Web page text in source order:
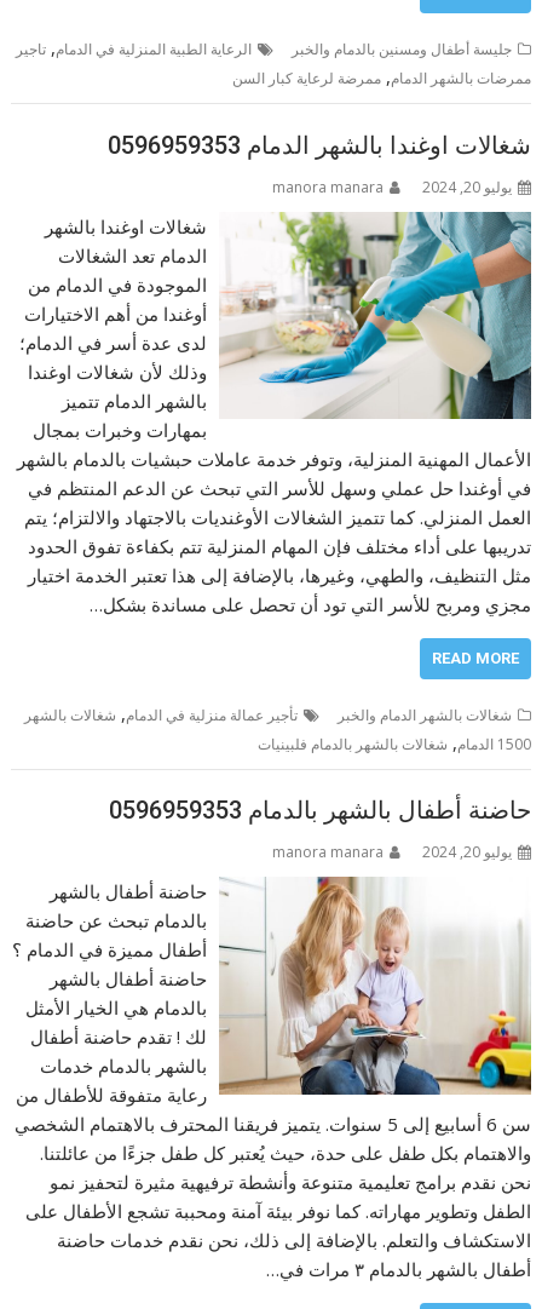
جليسة أطفال ومسنين بالدمام والخبر الرعاية الطبية المنزلية في الدمام,تاجير
ممرضات بالشهر الدمام,ممرضة لرعاية كبار السن
شغالات اوغندا بالشهر الدمام 0596959353
يوليو 20, 2024 manora manara
شغالات اوغندا بالشهر
الدمام تعد الشغالات
الموجودة في الدمام من
أوغندا من أهم الاختيارات
لدى عدة أسر في الدمام؛
وذلك لأن شغالات اوغندا
بالشهر الدمام تتميز
بمهارات وخبرات بمجال
الأعمال المهنية المنزلية، وتوفر خدمة عاملات حبشيات بالدمام بالشهر
في أوغندا حل عملي وسهل للأسر التي تبحث عن الدعم المنتظم في
العمل المنزلي. كما تتميز الشغالات الأوغنديات بالاجتهاد والالتزام؛ يتم
تدريبها على أداء مختلف فإن المهام المنزلية تتم بكفاءة تفوق الحدود
مثل التنظيف، والطهي، وغيرها، بالإضافة إلى هذا تعتبر الخدمة اختيار
مجزي ومربح للأسر التي تود أن تحصل على مساندة بشكل…
READ MORE
شغالات بالشهر الدمام والخبر تأجير عمالة منزلية في الدمام, شغالات بالشهر
1500 الدمام
, شغالات بالشهر بالدمام فلبينيات
حاضنة أطفال بالشهر بالدمام 0596959353
يوليو 20, 2024 manora manara
حاضنة أطفال بالشهر
بالدمام تبحث عن حاضنة
أطفال مميزة في الدمام ؟
حاضنة أطفال بالشهر
بالدمام هي الخيار الأمثل
لك ! تقدم حاضنة أطفال
بالشهر بالدمام خدمات
رعاية متفوقة للأطفال من
سن 6 أسابيع إلى 5 سنوات. يتميز فريقنا المحترف بالاهتمام الشخصي
والاهتمام بكل طفل على حدة، حيث يُعتبر كل طفل جزءًا من عائلتنا.
نحن نقدم برامج تعليمية متنوعة وأنشطة ترفيهية مثيرة لتحفيز نمو
الطفل وتطوير مهاراته. كما نوفر بيئة آمنة ومحببة تشجع الأطفال على
الاستكشاف والتعلم. بالإضافة إلى ذلك، نحن نقدم خدمات حاضنة
أطفال بالشهر بالدمام ٣ مرات في…